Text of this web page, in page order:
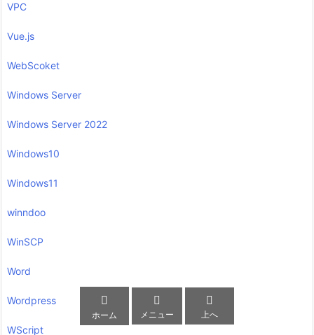
VPC
Vue.js
WebScoket
Windows Server
Windows Server 2022
Windows10
Windows11
winndoo
WinSCP
Word
Wordpress
WScript

ホーム

メニュー

上へ